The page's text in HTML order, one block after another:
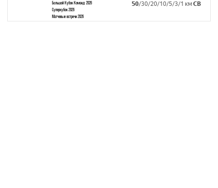
Большой Кубок Команд 2026
Суперкубок 2026
Матчевые встречи 2026
50/30/20/10/5/3/1 км СВ